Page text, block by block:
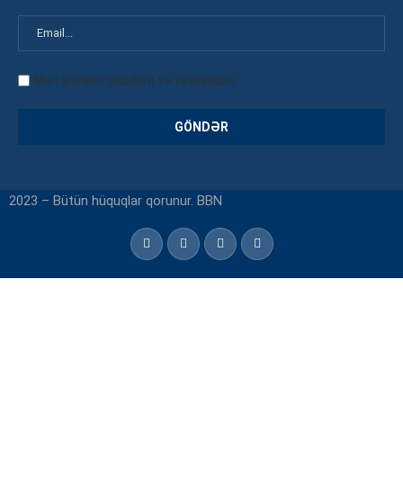
Mən şərtləri oxudum və razılaşdım
2023 – Bütün hüquqlar qorunur. BBN